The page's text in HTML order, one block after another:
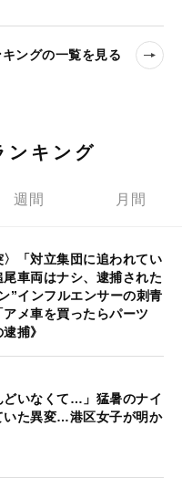
ングの一覧を見る
ンキング
週間 月間
〉「対立集団に追われてい
車両はナシ、逮捕された
”インフルエンサーの刺青
メ車を買ったらパーツ
捕》
どいなくて…」猛暑のナイ
いた異変…港区女子が明か